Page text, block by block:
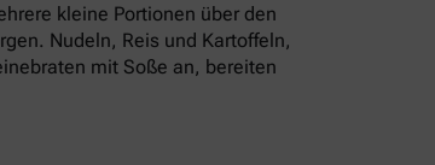
kleine Portionen über den
Nudeln, Reis und Kartoffeln,
mit Soße an, bereiten